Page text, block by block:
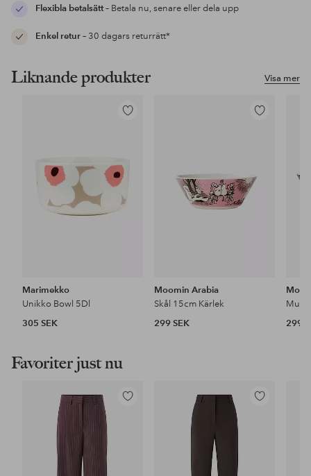
Flexibla betalsätt– Betala nu, senare eller dela upp
Enkel retur– 30 dagars returrätt*
Visa mer
Liknande produkter
Lägg
Marimekko
Unikko Bowl 5Dl
305 SEK
Lägg
Moomin Arabia
Skål 15cm Kärlek
299 SEK
299
Favoriter just nu
Lägg
Lägg